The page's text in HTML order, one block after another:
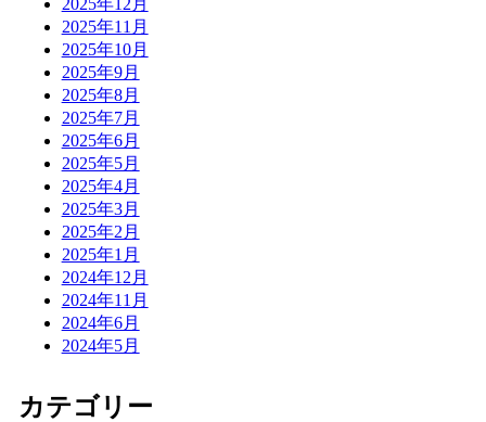
2025年11月
2025年10月
2025年9月
2025年8月
2025年7月
2025年6月
2025年5月
2025年4月
2025年3月
2025年2月
2025年1月
2024年12月
2024年11月
2024年6月
2024年5月
カテゴリー